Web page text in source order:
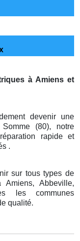
à Amiens et
devenir une
(80), notre
rapide et
.
sur tous types de
Amiens, Abbeville,
les communes
qualité.